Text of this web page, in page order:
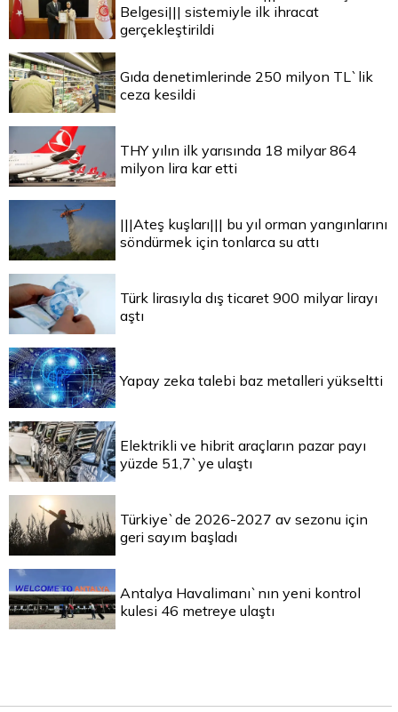
Belgesi||| sistemiyle ilk ihracat
gerçekleştirildi
Gıda denetimlerinde 250 milyon TL`lik
ceza kesildi
THY yılın ilk yarısında 18 milyar 864
milyon lira kar etti
|||Ateş kuşları||| bu yıl orman yangınlarını
söndürmek için tonlarca su attı
Türk lirasıyla dış ticaret 900 milyar lirayı
aştı
Yapay zeka talebi baz metalleri yükseltti
Elektrikli ve hibrit araçların pazar payı
yüzde 51,7`ye ulaştı
Türkiye`de 2026-2027 av sezonu için
geri sayım başladı
Antalya Havalimanı`nın yeni kontrol
kulesi 46 metreye ulaştı